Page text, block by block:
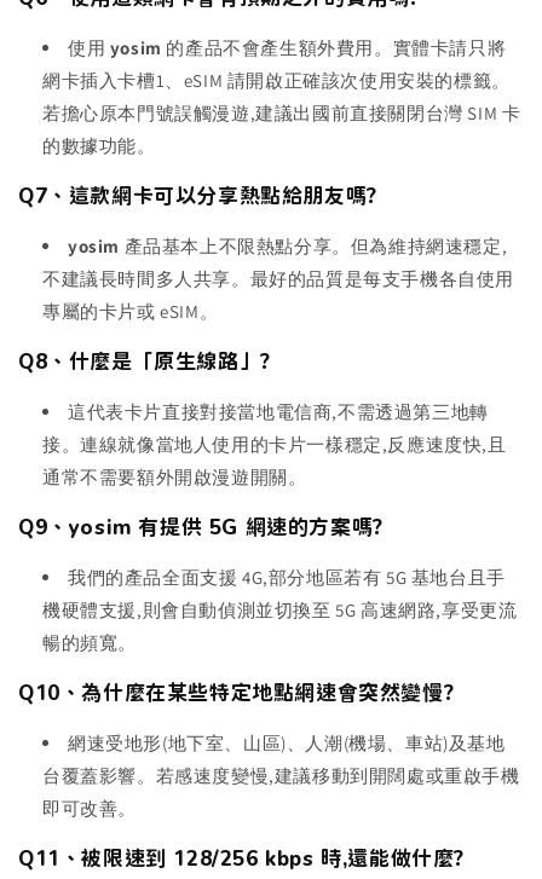
使用 yosim 的產品不會產生額外費用。實體卡請只將
網卡插入卡槽1、eSIM 請開啟正確該次使用安裝的標籤。
若擔心原本門號誤觸漫遊,建議出國前直接關閉台灣 SIM 卡
的數據功能。
Q7、這款網卡可以分享熱點給朋友嗎?
yosim 產品基本上不限熱點分享。但為維持網速穩定,
不建議長時間多人共享。最好的品質是每支手機各自使用
專屬的卡片或 eSIM。
Q8、什麼是「原生線路」?
這代表卡片直接對接當地電信商,不需透過第三地轉
接。連線就像當地人使用的卡片一樣穩定,反應速度快,且
通常不需要額外開啟漫遊開關。
Q9、yosim 有提供 5G 網速的方案嗎?
我們的產品全面支援 4G,部分地區若有 5G 基地台且手
機硬體支援,則會自動偵測並切換至 5G 高速網路,享受更流
暢的頻寬。
Q10、為什麼在某些特定地點網速會突然變慢?
網速受地形(地下室、山區)、人潮(機場、車站)及基地
台覆蓋影響。若感速度變慢,建議移動到開闊處或重啟手機
即可改善。
Q11、被限速到 128/256 kbps 時,還能做什麼?